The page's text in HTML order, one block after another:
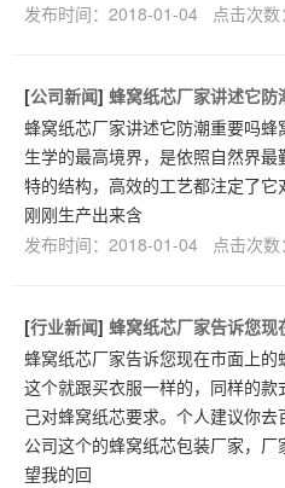
发布时间：2018-01-04 点击次数
[公司新闻] 蜂窝纸芯厂家讲述它防
蜂窝纸芯厂家讲述它防潮重要吗
生学的最高境界，是依照自然界
特的结构，高效的工艺都注定了
刚刚生产出来含
发布时间：2018-01-04 点击次数
[行业新闻] 蜂窝纸芯厂家告诉您现
蜂窝纸芯厂家告诉您现在市面上的
这个就跟买衣服一样的，同样的
己对蜂窝纸芯要求。个人建议你
公司这个的蜂窝纸芯包装厂家，
望我的回